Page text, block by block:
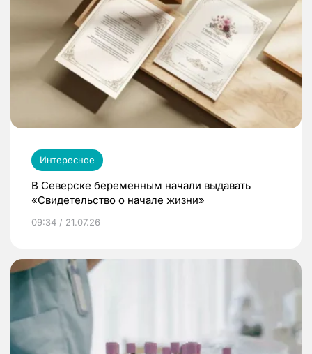
Интересное
В Северске беременным начали выдавать
«Свидетельство о начале жизни»
09:34 / 21.07.26